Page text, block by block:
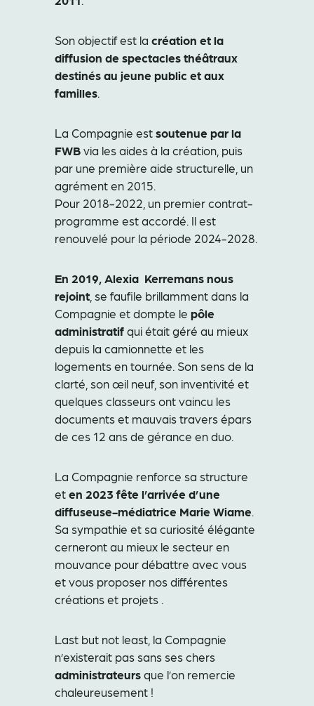
Son objectif est lacréation et la
diffusion de spectacles théâtraux
destinés au jeune public et aux
familles.
La Compagnie estsoutenue par la
FWBvia les aides à la création, puis
par une première aide structurelle, un
agrément en 2015.
Pour 2018-2022, un premier contrat-
programme est accordé. Il est
renouvelé pour la période 2024-2028.
En 2019, Alexia Kerremans nous
rejoint , se faufile brillamment dans la
Compagnie et dompte lepôle
administratif qui était géré au mieux
depuis la camionnette et les
logements en tournée. Son sens de la
clarté, son œil neuf, son inventivité et
quelques classeurs ont vaincu les
documents et mauvais travers épars
de ces 12 ans de gérance en duo.
La Compagnie renforce sa structure
eten 2023 fête l’arrivée d’une
diffuseuse-médiatrice Marie Wiame.
Sa sympathie et sa curiosité élégante
cerneront au mieux le secteur en
mouvance pour débattre avec vous
et vous proposer nos différentes
créations et projets .
Last but not least, la Compagnie
n’existerait pas sans ses chers
administrateurs que l’on remercie
chaleureusement !